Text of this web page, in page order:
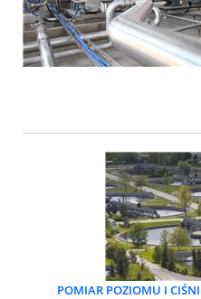
POMIAR POZIOMU I